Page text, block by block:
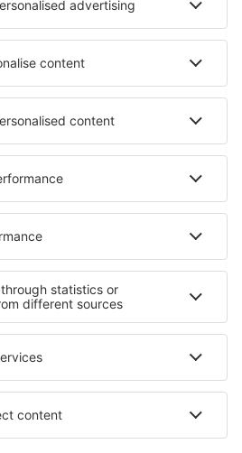
in Playa Blanca
in Veliko Turnovo
Hotels in Dreznik Grad
in Gaanderen
in Belgien
Hotels in Roztocze
Hotels im Aostatal